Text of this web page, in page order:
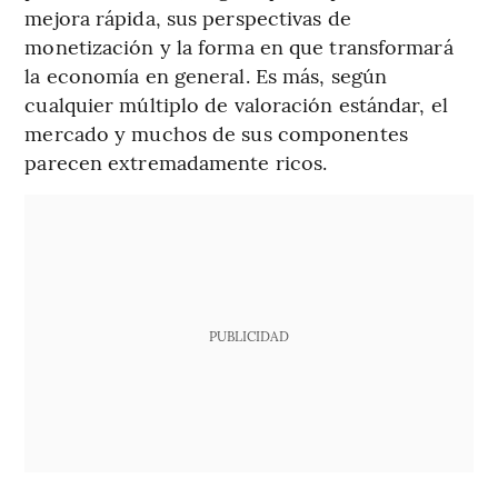
mejora rápida, sus perspectivas de
monetización y la forma en que transformará
la economía en general. Es más, según
cualquier múltiplo de valoración estándar, el
mercado y muchos de sus componentes
parecen extremadamente ricos.
PUBLICIDAD